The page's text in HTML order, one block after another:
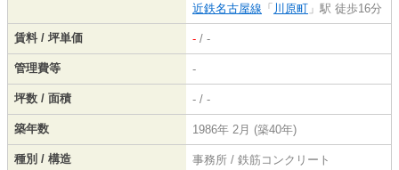
近鉄名古屋線 「 川原町 」駅 徒歩16分
賃料 / 坪単価 - / -
管理費等 -
坪数 / 面積 - / -
築年数 1986年 2月 (築40年)
種別 / 構造 事務所 / 鉄筋コンクリート